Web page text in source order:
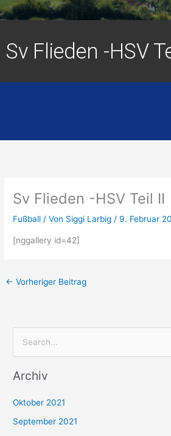
Sv Flieden -HSV
Sv Flieden -HSV Teil II
Fußball / Von Siggi Larbig/ 9. Februar
[nggallery id=42]
← Vorheriger Beitrag
c
n
Archiv
Oktober 2021
September 2021